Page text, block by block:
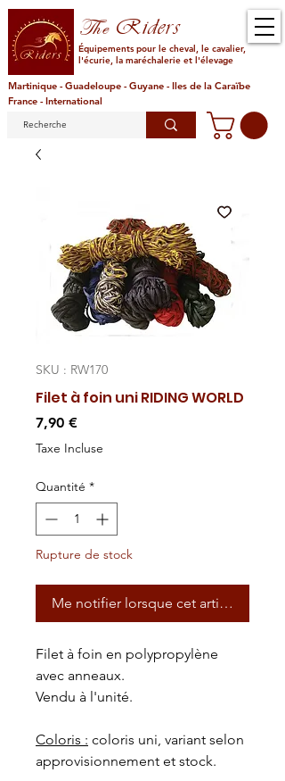
TheRiders
Équipements pour le cheval, le cavalier,
l'écurie, la maréchalerie et l'élevage
Martinique - Guadeloupe - Guyane - Iles de la Caraïbe
France - International
SKU : RW170
Filet à foin uni RIDING WORLD
7,90 €Prix
Taxe Incluse
Quantité *
Rupture de stock
Me notifier lorsque cet article est
Filet à foin en polypropylène
avec anneaux.
Vendu à l'unité.
Coloris : coloris uni, variant selon
approvisionnement et stock.